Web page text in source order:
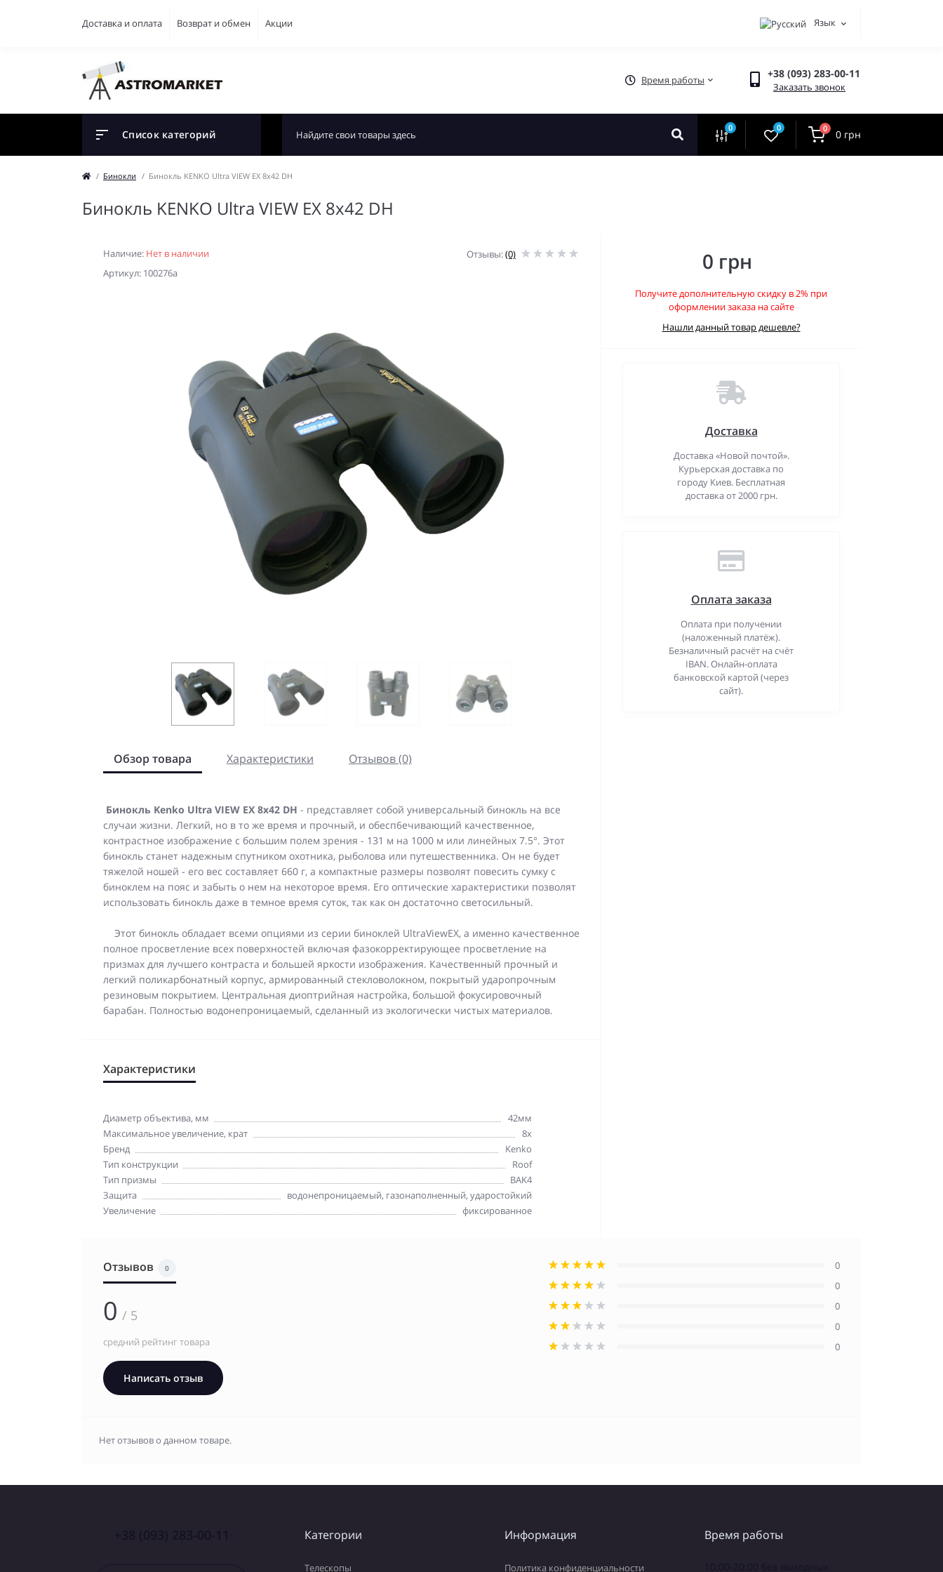
Доставка и оплата Возврат и обмен Акции Язык
Время работы +38 (093) 283-00-11
Заказать звонок
Список категорий 0 0 0 0 грн
Бинокли Бинокль KENKO Ultra VIEW EX 8x42 DH
Бинокль KENKO Ultra VIEW EX 8x42 DH
Наличие: Нет в наличии
Артикул: 100276a
Отзывы:(0)
Обзор товара Характеристики Отзывов (0)
Бинокль Kenko Ultra VIEW EX 8x42 DH - представляет собой универсальный бинокль на все
случаи жизни. Легкий, но в то же время и прочный, и обесп6ечивающий качественное,
контрастное изображение с большим полем зрения - 131 м на 1000 м или линейных 7.5°. Этот
бинокль станет надежным спутником охотника, рыболова или путешественника. Он не будет
тяжелой ношей - его вес составляет 660 г, а компактные размеры позволят повесить сумку с
биноклем на пояс и забыть о нем на некоторое время. Его оптические характеристики позволят
использовать бинокль даже в темное время суток, так как он достаточно светосильный.
Этот бинокль обладает всеми опциями из серии биноклей UltraViewEX, а именно качественное
полное просветление всех поверхностей включая фазокорректирующее просветление на
призмах для лучшего контраста и большей яркости изображения. Качественный прочный и
легкий поликарбонатный корпус, армированный стекловолокном, покрытый ударопрочным
резиновым покрытием. Центральная диоптрийная настройка, большой фокусировочный
барабан. Полностью водонепроницаемый, сделанный из экологически чистых материалов.
Характеристики
Диаметр объектива, мм
42мм
Максимальное увеличение, крат
8x
Бренд
Kenko
Тип конструкции
Roof
Тип призмы
BAK4
Защита
водонепроницаемый, газонаполненный, ударостойкий
Увеличение
фиксированное
0 грн
Получите дополнительную скидку в 2% при
оформлении заказа на сайте
Нашли данный товар дешевле?
Доставка
Доставка «Новой почтой».
Курьерская доставка по
городу Киев. Бесплатная
доставка от 2000 грн.
Оплата заказа
Оплата при получении
(наложенный платёж).
Безналичный расчёт на счёт
IBAN. Онлайн-оплата
банковской картой (через
сайт).
Отзывов 0
0 / 5
средний рейтинг товара
Написать отзыв
0
0
0
0
0
Нет отзывов о данном товаре.
Категории
Телескопы
Информация
Политика конфиденциальности
Время работы